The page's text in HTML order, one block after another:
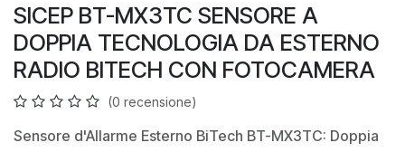
SICEP BT-MX3TC SENSORE A
DOPPIA TECNOLOGIA DA ESTERNO
RADIO BITECH CON FOTOCAMERA
(0 recensione)
Sensore d'Allarme Esterno BiTech BT-MX3TC: Doppia